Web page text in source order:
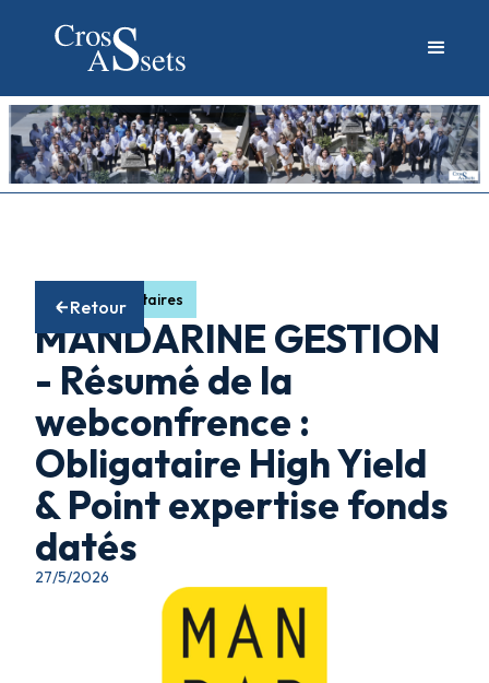
Retour
Fonds obligataires
MANDARINE GESTION
- Résumé de la
webconfrence :
Obligataire High Yield
& Point expertise fonds
datés
27/5/2026